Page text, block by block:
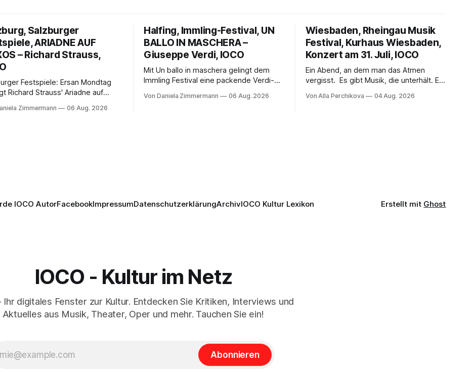
Salzburger
ARIADNE AUF
– Richard Strauss,
Festspiele: Ersan Mondtag
Richard Strauss' Ariadne auf
Fiction mit Opernklassik.
Zimmermann 06 Aug. 2026
Halfing, Immling-Festival, UN
BALLO IN MASCHERA –
Giuseppe Verdi, IOCO
Mit Un ballo in maschera gelingt dem
Immling Festival eine packende Verdi-
Wirklichkeit. Verena von Kerssenbrock
Von Daniela Zimmermann 06 Aug. 2026
Wiesbaden, Rheingau Musik
Festival, Kurhaus Wiesbaden,
Konzert am 31. Juli, IOCO
Ein Abend, an dem man das Atmen
vergisst. Es gibt Musik, die unterhält. Es
Musik, nach der man minutenlang kein
Von Alla Perchikova 04 Aug. 2026
IOCO AutorFacebookImpressumDatenschutzerklärungArchivIOCO Kultur Lexikon Erstellt mit Ghost
IOCO - Kultur im Netz
Ihr digitales Fenster zur Kultur. Entdecken Sie Kritiken, Interviews und
Aktuelles aus Musik, Theater, Oper und mehr. Tauchen Sie ein!
Abonnieren